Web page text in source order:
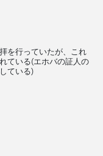
を行っていたが、これ
ている(エホバの証人の
ている)